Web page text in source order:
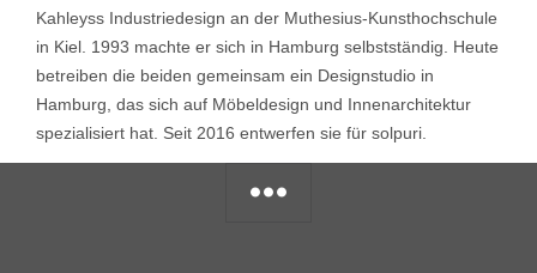
Kahleyss Industriedesign an der Muthesius-Kunsthochschule
in Kiel. 1993 machte er sich in Hamburg selbstständig. Heute
betreiben die beiden gemeinsam ein Designstudio in
Hamburg, das sich auf Möbeldesign und Innenarchitektur
spezialisiert hat. Seit 2016 entwerfen sie für solpuri.